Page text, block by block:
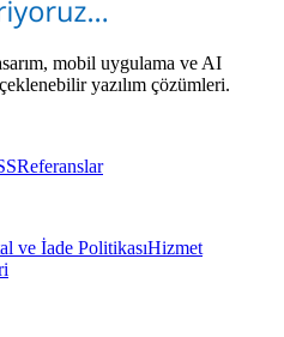
mobil uygulama ve AI
yazılım çözümleri.
Referanslar
ve İade PolitikasıHizmet